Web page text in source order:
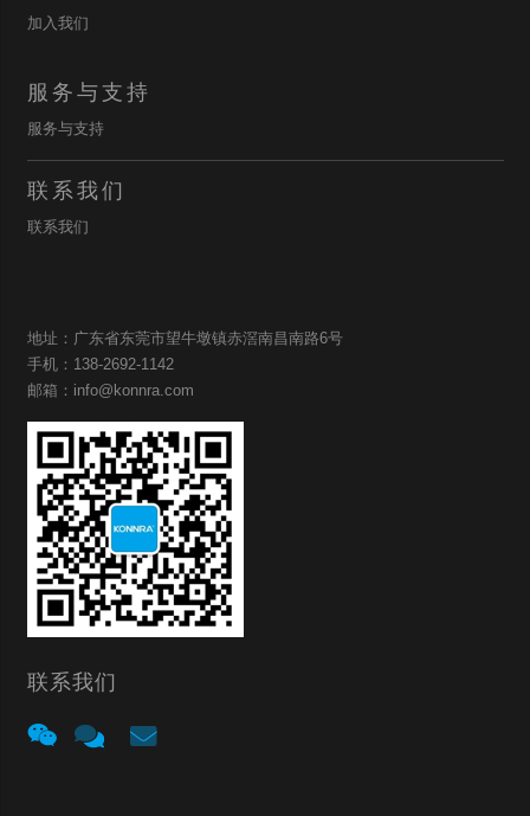
加入我们
服务与支持
服务与支持
联系我们
联系我们
地址：广东省东莞市望牛墩镇赤滘南昌南路6号
手机：138-2692-1142
邮箱：info@konnra.com
联系我们